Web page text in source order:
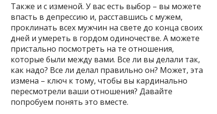
Также и с изменой. У вас есть выбор – вы можете
впасть в депрессию и, расставшись с мужем,
проклинать всех мужчин на свете до конца своих
дней и умереть в гордом одиночестве. А можете
пристально посмотреть на те отношения,
которые были между вами. Все ли вы делали так,
как надо? Все ли делал правильно он? Может, эта
измена – ключ к тому, чтобы вы кардинально
пересмотрели ваши отношения? Давайте
попробуем понять это вместе.